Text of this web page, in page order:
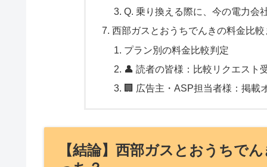
Q. 乗り換える際に、今の電力会
西部ガスとおうちでんきの料金比
プラン別の料金比較判定
👤 読者の皆様：比較リクエスト
🏢 広告主・ASP担当者様：掲載
【結論】西部ガスとおうちで